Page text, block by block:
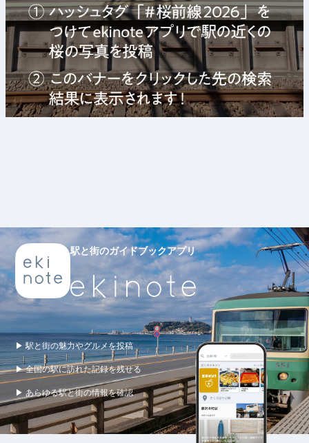
駅と街のガイドブックアプリ
▶ 駅と街の魅力やグルメを投稿
▶ 全国の駅に訪れた記録を残せる
▶ あらゆる駅と街の情報を確認